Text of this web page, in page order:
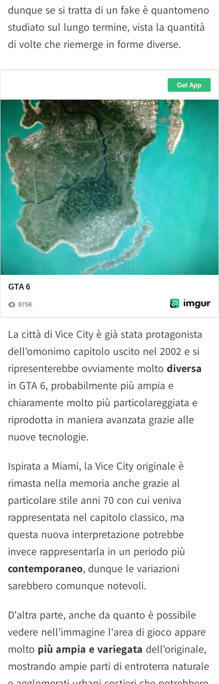
dunque se si tratta di un fake è quantomeno
studiato sul lungo termine, vista la quantità
di volte che riemerge in forme diverse.
La città di Vice City è già stata protagonista
dell'omonimo capitolo uscito nel 2002 e si
ripresenterebbe ovviamente molto diversa
in GTA 6, probabilmente più ampia e
chiaramente molto più particolareggiata e
riprodotta in maniera avanzata grazie alle
nuove tecnologie.
Ispirata a Miami, la Vice City originale è
rimasta nella memoria anche grazie al
particolare stile anni 70 con cui veniva
rappresentata nel capitolo classico, ma
questa nuova interpretazione potrebbe
invece rappresentarla in un periodo più
contemporaneo, dunque le variazioni
sarebbero comunque notevoli.
D'altra parte, anche da quanto è possibile
vedere nell'immagine l'area di gioco appare
molto più ampia e variegata dell'originale,
mostrando ampie parti di entroterra naturale